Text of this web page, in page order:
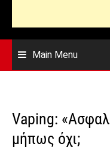
Main Menu
Vaping:
μήπως όχι;